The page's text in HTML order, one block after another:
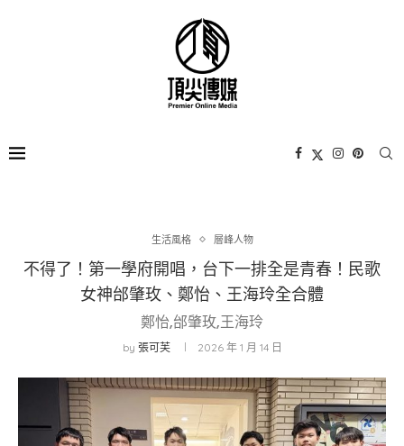
生活風格 層峰⼈物
不得了！第一學府開唱，台下一排全是青春！民歌
女神邰肇玫、鄭怡、王海玲全合體
鄭怡,邰肇玫,王海玲
by 張可芙 2026 年 1 月 14 日